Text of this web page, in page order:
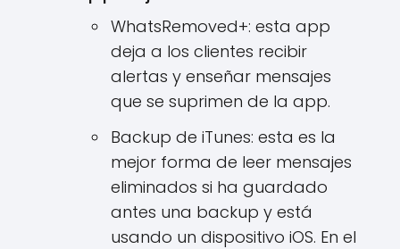
WhatsRemoved+: esta app
deja a los clientes recibir
alertas y enseñar mensajes
que se suprimen de la app.
Backup de iTunes: esta es la
mejor forma de leer mensajes
eliminados si ha guardado
antes una backup y está
usando un dispositivo iOS. En el